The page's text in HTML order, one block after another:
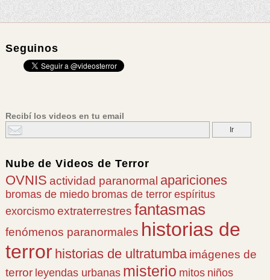
Seguinos
Recibí los videos en tu email
Nube deVideos de Terror
OVNIS actividad paranormal apariciones
bromas de miedo bromas de terror espíritus
exorcismo extraterrestres fantasmas
fenómenos paranormales historias de
terror historias de ultratumba imágenes de
terror leyendas urbanas misterio mitos niños